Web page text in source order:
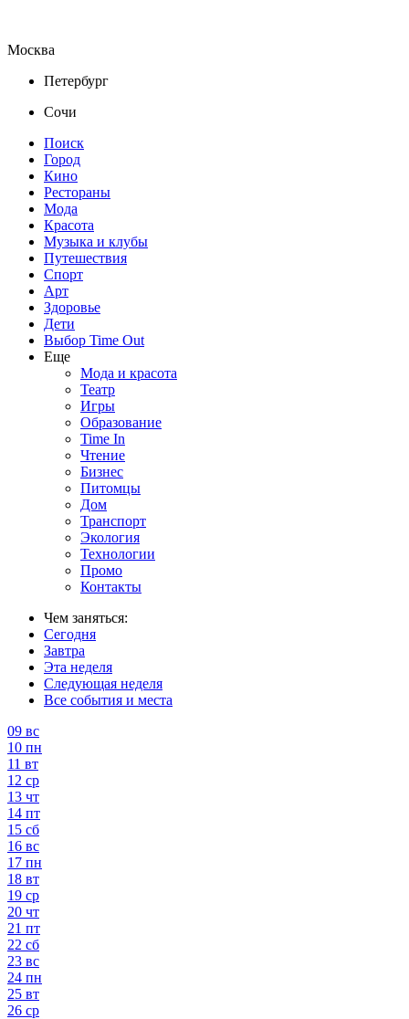
Москва
Петербург
Сочи
Поиск
Город
Кино
Рестораны
Мода
Красота
Музыка и клубы
Путешествия
Спорт
Арт
Здоровье
Дети
Выбор Time Out
Еще
Мода и красота
Театр
Игры
Образование
Time In
Чтение
Бизнес
Питомцы
Дом
Транспорт
Экология
Технологии
Промо
Контакты
Чем заняться:
Сегодня
Завтра
Эта неделя
Следующая неделя
Все события и места
09 вс
10 пн
11 вт
12 ср
13 чт
14 пт
15 сб
16 вс
17 пн
18 вт
19 ср
20 чт
21 пт
22 сб
23 вс
24 пн
25 вт
26 ср